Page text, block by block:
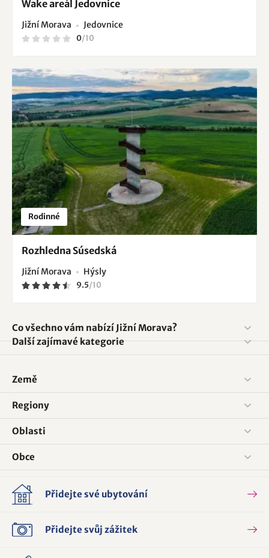
Wake areál Jedovnice
Jižní Morava Jedovnice
0/10
Rodinné
Rozhledna Súsedská
Jižní Morava Hýsly
9.5/10
Co všechno vám nabízí Jižní Morava?
Další zajímavé kategorie
Země
Regiony
Oblasti
Obce
Přidejte své ubytování
Přidejte svůj zážitek